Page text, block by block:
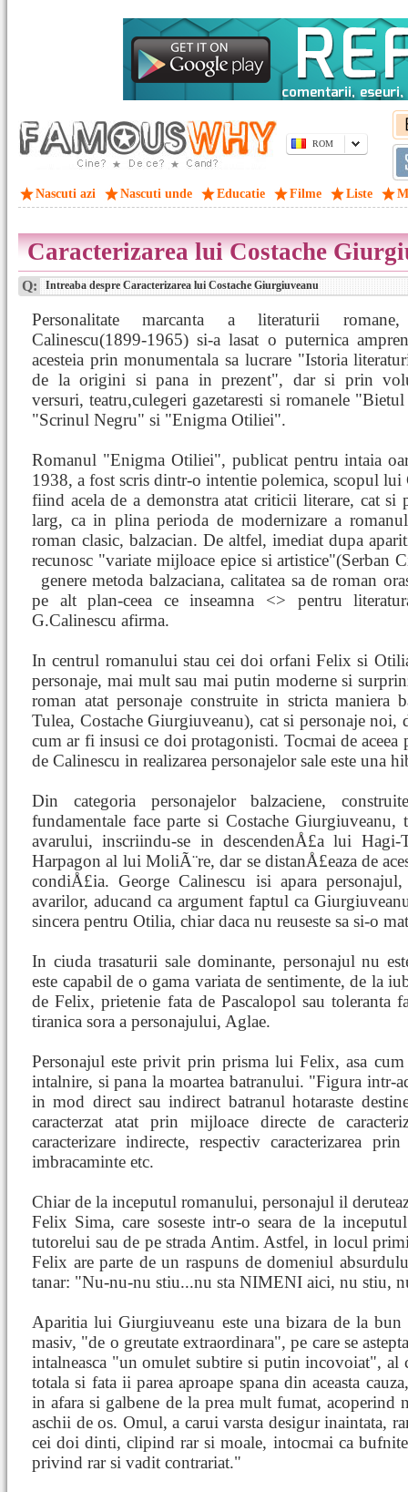
ROM
Nascuti azi Nascuti unde Educatie Filme Liste
Caracterizarea lui Costache
Q: Intreaba despre Caracterizarea lui Costache Giurgiuveanu
Personalitate marcanta a literaturii
Calinescu(1899-1965) si-a lasat o puternica
acesteia prin monumentala sa lucrare "Istoria
de la origini si pana in prezent", dar si prin
versuri, teatru,culegeri gazetaresti si romanele
"Scrinul Negru" si "Enigma Otiliei".
Romanul "Enigma Otiliei", publicat pentru intaia
1938, a fost scris dintr-o intentie polemica, scopul lui
fiind acela de a demonstra atat criticii literare, cat si
larg, ca in plina perioda de modernizare a
roman clasic, balzacian. De altfel, imediat dupa
recunosc "variate mijloace epice si artistice"(Serban
genere metoda balzaciana, calitatea sa de roman
pe alt plan-ceea ce inseamna <> pentru
G.Calinescu afirma.
In centrul romanului stau cei doi orfani Felix si
personaje, mai mult sau mai putin moderne si
roman atat personaje construite in stricta maniera
Tulea, Costache Giurgiuveanu), cat si personaje noi,
cum ar fi insusi ce doi protagonisti. Tocmai de aceea
de Calinescu in realizarea personajelor sale este una
Din categoria personajelor balzaciene,
fundamentale face parte si Costache
avarului, inscriindu-se in descendenÅ£a lui Hagi-
Harpagon al lui MoliÃ¨re, dar se distanÅ£eaza de
condiÅ£ia. George Calinescu isi apara
avarilor, aducand ca argument faptul ca
sincera pentru Otilia, chiar daca nu reuseste sa si-o
In ciuda trasaturii sale dominante, personajul nu
este capabil de o gama variata de sentimente, de la
de Felix, prietenie fata de Pascalopol sau toleranta
tiranica sora a personajului, Aglae.
Personajul este privit prin prisma lui Felix, asa
intalnire, si pana la moartea batranului. "Figura intr-
in mod direct sau indirect batranul hotaraste
caracterzat atat prin mijloace directe de
caracterizare indirecte, respectiv caracterizarea
imbracaminte etc.
Chiar de la inceputul romanului, personajul il
Felix Sima, care soseste intr-o seara de la
tutorelui sau de pe strada Antim. Astfel, in locul
Felix are parte de un raspuns de domeniul
tanar: "Nu-nu-nu stiu...nu sta NIMENI aici, nu stiu,
Aparitia lui Giurgiuveanu este una bizara de la
masiv, "de o greutate extraordinara", pe care se
intalneasca "un omulet subtire si putin incovoiat", al
totala si fata ii parea aproape spana din aceasta
in afara si galbene de la prea mult fumat,
aschii de os. Omul, a carui varsta desigur inaintata,
cei doi dinti, clipind rar si moale, intocmai ca
privind rar si vadit contrariat."